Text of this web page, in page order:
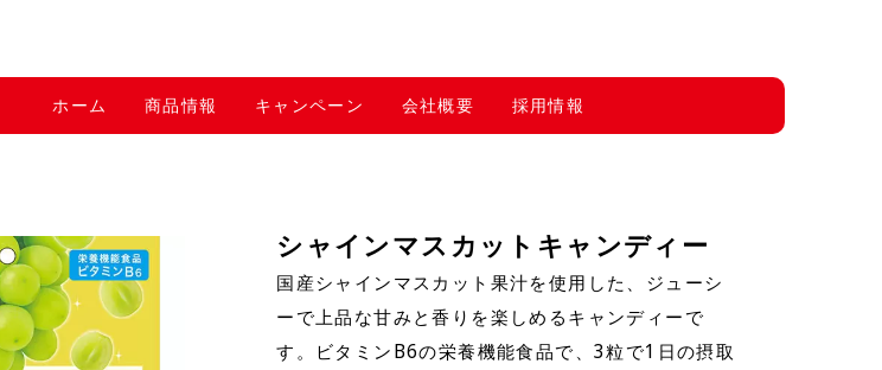
ホーム 商品情報 キャンペーン 会社概要 採用情報
シャインマスカットキャンディー
国産シャインマスカット果汁を使用した、ジューシ
ーで上品な甘みと香りを楽しめるキャンディーで
す。ビタミンB6の栄養機能食品で、3粒で1日の摂取